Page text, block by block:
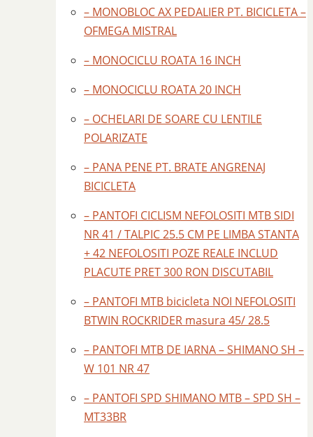
– MONOBLOC AX PEDALIER PT. BICICLETA –
OFMEGA MISTRAL
– MONOCICLU ROATA 16 INCH
– MONOCICLU ROATA 20 INCH
– OCHELARI DE SOARE CU LENTILE
POLARIZATE
– PANA PENE PT. BRATE ANGRENAJ
BICICLETA
– PANTOFI CICLISM NEFOLOSITI MTB SIDI
NR 41 / TALPIC 25.5 CM PE LIMBA STANTA
+ 42 NEFOLOSITI POZE REALE INCLUD
PLACUTE PRET 300 RON DISCUTABIL
– PANTOFI MTB bicicleta NOI NEFOLOSITI
BTWIN ROCKRIDER masura 45/ 28.5
– PANTOFI MTB DE IARNA – SHIMANO SH –
W 101 NR 47
– PANTOFI SPD SHIMANO MTB – SPD SH –
MT33BR